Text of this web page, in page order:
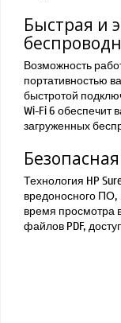
Быстрая и
Возможность
портативностью
быстротой
Wi-Fi 6 обеспечит
загруженных
Технология HP
вредоносного
время просмотра
файлов PDF,